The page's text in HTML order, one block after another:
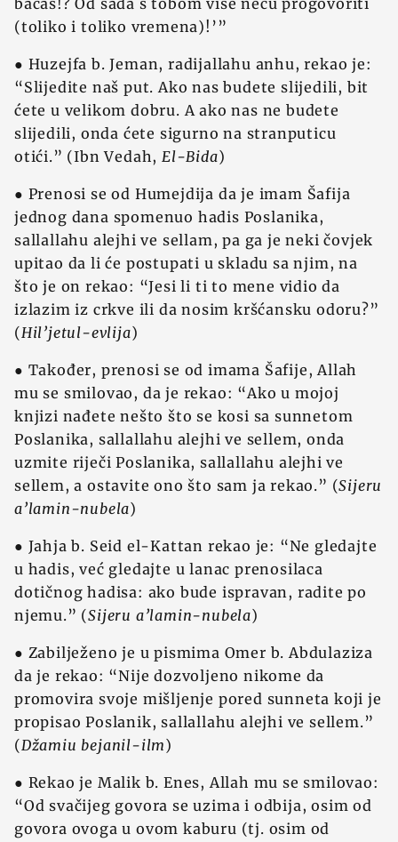
bacaš!? Od sada s tobom više neću progovoriti
(toliko i toliko vremena)!’”
● Huzejfa b. Jeman, radijallahu anhu, rekao je:
“Slijedite naš put. Ako nas budete slijedili, bit
ćete u velikom dobru. A ako nas ne budete
slijedili, onda ćete sigurno na stranputicu
otići.” (Ibn Vedah, El-Bida)
● Prenosi se od Humejdija da je imam Šafija
jednog dana spomenuo hadis Poslanika,
sallallahu alejhi ve sellam, pa ga je neki čovjek
upitao da li će postupati u skladu sa njim, na
što je on rekao: “Jesi li ti to mene vidio da
izlazim iz crkve ili da nosim kršćansku odoru?”
(Hil’jetul-evlija)
● Također, prenosi se od imama Šafije, Allah
mu se smilovao, da je rekao: “Ako u mojoj
knjizi nađete nešto što se kosi sa sunnetom
Poslanika, sallallahu alejhi ve sellem, onda
uzmite riječi Poslanika, sallallahu alejhi ve
sellem, a ostavite ono što sam ja rekao.” (Sijeru
a’lamin-nubela)
● Jahja b. Seid el-Kattan rekao je: “Ne gledajte
u hadis, već gledajte u lanac prenosilaca
dotičnog hadisa: ako bude ispravan, radite po
njemu.” (Sijeru a’lamin-nubela)
● Zabilježeno je u pismima Omer b. Abdulaziza
da je rekao: “Nije dozvoljeno nikome da
promovira svoje mišljenje pored sunneta koji je
propisao Poslanik, sallallahu alejhi ve sellem.”
(Džamiu bejanil-ilm)
● Rekao je Malik b. Enes, Allah mu se smilovao:
“Od svačijeg govora se uzima i odbija, osim od
govora ovoga u ovom kaburu (tj. osim od